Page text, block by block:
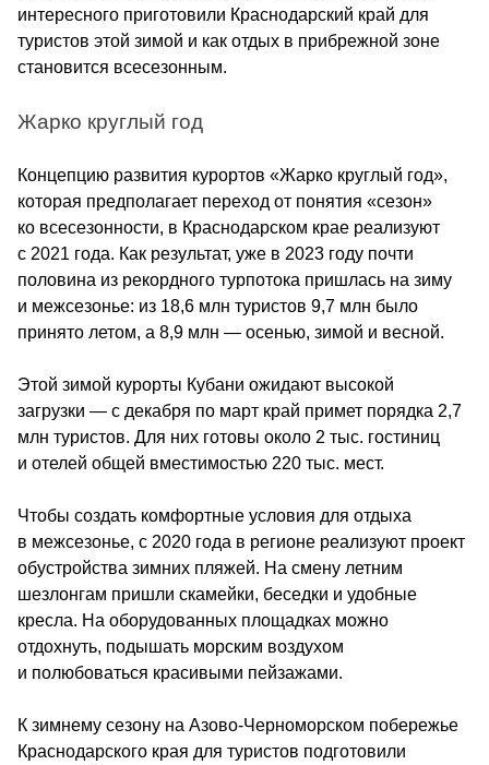
интересного приготовили Краснодарский край для
туристов этой зимой и как отдых в прибрежной зоне
становится всесезонным.
Жарко круглый год
Концепцию развития курортов «Жарко круглый год»,
которая предполагает переход от понятия «сезон»
ко всесезонности, в Краснодарском крае реализуют
с 2021 года. Как результат, уже в 2023 году почти
половина из рекордного турпотока пришлась на зиму
и межсезонье: из 18,6 млн туристов 9,7 млн было
принято летом, а 8,9 млн — осенью, зимой и весной.
Этой зимой курорты Кубани ожидают высокой
загрузки — с декабря по март край примет порядка 2,7
млн туристов. Для них готовы около 2 тыс. гостиниц
и отелей общей вместимостью 220 тыс. мест.
Чтобы создать комфортные условия для отдыха
в межсезонье, с 2020 года в регионе реализуют проект
обустройства зимних пляжей. На смену летним
шезлонгам пришли скамейки, беседки и удобные
кресла. На оборудованных площадках можно
отдохнуть, подышать морским воздухом
и полюбоваться красивыми пейзажами.
К зимнему сезону на Азово-Черноморском побережье
Краснодарского края для туристов подготовили